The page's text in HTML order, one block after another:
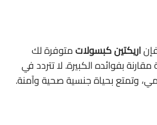
اريكتين كبسولاتمتوفرة لك
بفوائده الكبيرة. لا تتردد في
وتمتع بحياة جنسية صحية وآمنة.